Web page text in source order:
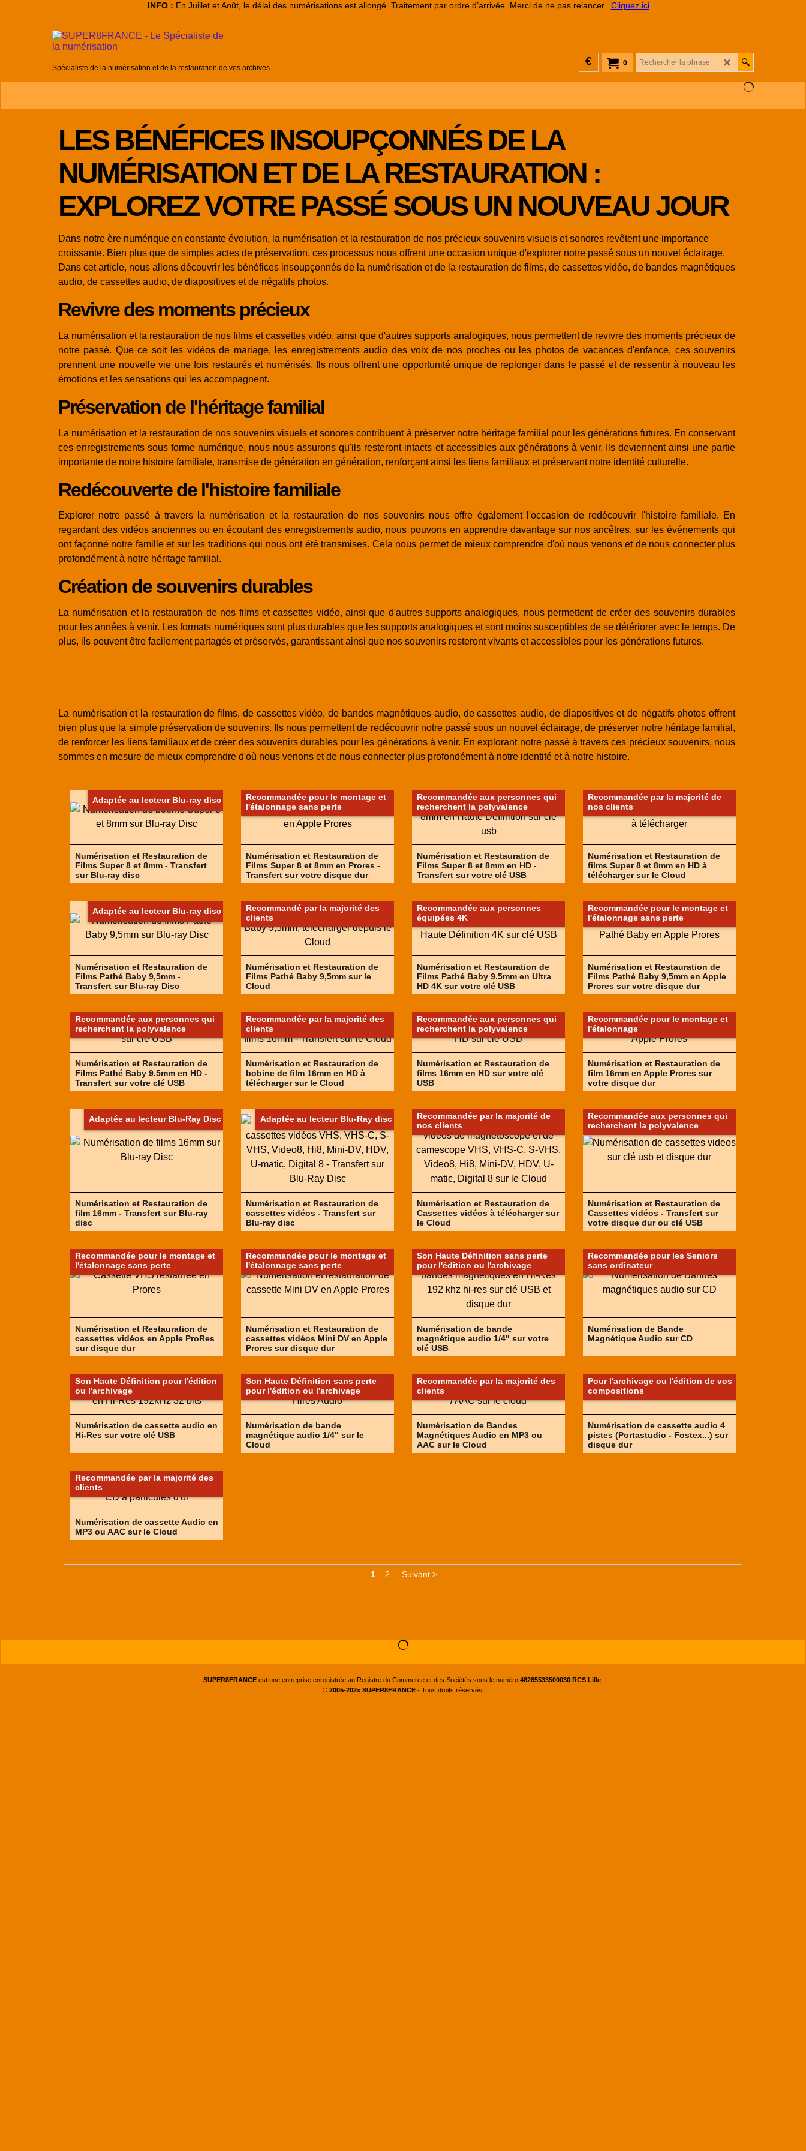
INFO : En Juillet et Août, le délai des numérisations est allongé. Traitement par ordre d’arrivée. Merci de ne pas relancer.. Cliquez ici
Spécialiste de la numérisation et de la restauration de vos archives
0
€
LES BÉNÉFICES INSOUPÇONNÉS DE LA
NUMÉRISATION ET DE LA RESTAURATION :
EXPLOREZ VOTRE PASSÉ SOUS UN NOUVEAU JOUR
Dans notre ère numérique en constante évolution, la numérisation et la restauration de nos précieux souvenirs visuels et sonores revêtent une importance
croissante. Bien plus que de simples actes de préservation, ces processus nous offrent une occasion unique d'explorer notre passé sous un nouvel éclairage.
Dans cet article, nous allons découvrir les bénéfices insoupçonnés de la numérisation et de la restauration de films, de cassettes vidéo, de bandes magnétiques
audio, de cassettes audio, de diapositives et de négatifs photos.
Revivre des moments précieux
La numérisation et la restauration de nos films et cassettes vidéo, ainsi que d'autres supports analogiques, nous permettent de revivre des moments précieux de
notre passé. Que ce soit les vidéos de mariage, les enregistrements audio des voix de nos proches ou les photos de vacances d'enfance, ces souvenirs
prennent une nouvelle vie une fois restaurés et numérisés. Ils nous offrent une opportunité unique de replonger dans le passé et de ressentir à nouveau les
émotions et les sensations qui les accompagnent.
Préservation de l'héritage familial
La numérisation et la restauration de nos souvenirs visuels et sonores contribuent à préserver notre héritage familial pour les générations futures. En conservant
ces enregistrements sous forme numérique, nous nous assurons qu'ils resteront intacts et accessibles aux générations à venir. Ils deviennent ainsi une partie
importante de notre histoire familiale, transmise de génération en génération, renforçant ainsi les liens familiaux et préservant notre identité culturelle.
Redécouverte de l'histoire familiale
Explorer notre passé à travers la numérisation et la restauration de nos souvenirs nous offre également l'occasion de redécouvrir l'histoire familiale. En
regardant des vidéos anciennes ou en écoutant des enregistrements audio, nous pouvons en apprendre davantage sur nos ancêtres, sur les événements qui
ont façonné notre famille et sur les traditions qui nous ont été transmises. Cela nous permet de mieux comprendre d'où nous venons et de nous connecter plus
profondément à notre héritage familial.
Création de souvenirs durables
La numérisation et la restauration de nos films et cassettes vidéo, ainsi que d'autres supports analogiques, nous permettent de créer des souvenirs durables
pour les années à venir. Les formats numériques sont plus durables que les supports analogiques et sont moins susceptibles de se détériorer avec le temps. De
plus, ils peuvent être facilement partagés et préservés, garantissant ainsi que nos souvenirs resteront vivants et accessibles pour les générations futures.
La numérisation et la restauration de films, de cassettes vidéo, de bandes magnétiques audio, de cassettes audio, de diapositives et de négatifs photos offrent
bien plus que la simple préservation de souvenirs. Ils nous permettent de redécouvrir notre passé sous un nouvel éclairage, de préserver notre héritage familial,
de renforcer les liens familiaux et de créer des souvenirs durables pour les générations à venir. En explorant notre passé à travers ces précieux souvenirs, nous
sommes en mesure de mieux comprendre d'où nous venons et de nous connecter plus profondément à notre identité et à notre histoire.
Adaptée au lecteur Blu-ray disc
Numérisation et Restauration de
Films Super 8 et 8mm - Transfert
sur Blu-ray disc
Recommandée pour le montage et
l'étalonnage sans perte
Numérisation et Restauration de
Films Super 8 et 8mm en Prores -
Transfert sur votre disque dur
Recommandée aux personnes qui
recherchent la polyvalence
Numérisation et Restauration de
Films Super 8 et 8mm en HD -
Transfert sur votre clé USB
Recommandée par la majorité de
nos clients
Numérisation et Restauration de
films Super 8 et 8mm en HD à
télécharger sur le Cloud
Adaptée au lecteur Blu-ray disc
Numérisation et Restauration de
Films Pathé Baby 9,5mm -
Transfert sur Blu-ray Disc
Recommandé par la majorité des
clients
Numérisation et Restauration de
Films Pathé Baby 9,5mm sur le
Cloud
Recommandée aux personnes
équipées 4K
Numérisation et Restauration de
Films Pathé Baby 9.5mm en Ultra
HD 4K sur votre clé USB
Recommandée pour le montage et
l'étalonnage sans perte
Numérisation et Restauration de
Films Pathé Baby 9,5mm en Apple
Prores sur votre disque dur
Recommandée aux personnes qui
recherchent la polyvalence
Numérisation et Restauration de
Films Pathé Baby 9.5mm en HD -
Transfert sur votre clé USB
Recommandée par la majorité des
clients
Numérisation et Restauration de
bobine de film 16mm en HD à
télécharger sur le Cloud
Recommandée aux personnes qui
recherchent la polyvalence
Numérisation et Restauration de
films 16mm en HD sur votre clé
USB
Recommandée pour le montage et
l'étalonnage
Numérisation et Restauration de
film 16mm en Apple Prores sur
votre disque dur
Adaptée au lecteur Blu-Ray Disc
Numérisation et Restauration de
film 16mm - Transfert sur Blu-ray
disc
Adaptée au lecteur Blu-Ray disc
Numérisation et Restauration de
cassettes vidéos - Transfert sur
Blu-ray disc
Recommandée par la majorité de
nos clients
Numérisation et Restauration de
Cassettes vidéos à télécharger sur
le Cloud
Recommandée aux personnes qui
recherchent la polyvalence
Numérisation et Restauration de
Cassettes vidéos - Transfert sur
votre disque dur ou clé USB
Recommandée pour le montage et
l'étalonnage sans perte
Numérisation et Restauration de
cassettes vidéos en Apple ProRes
sur disque dur
Recommandée pour le montage et
l'étalonnage sans perte
Numérisation et Restauration de
cassettes vidéos Mini DV en Apple
Prores sur disque dur
Son Haute Définition sans perte
pour l'édition ou l'archivage
Numérisation de bande
magnétique audio 1/4" sur votre
clé USB
Recommandée pour les Seniors
sans ordinateur
Numérisation de Bande
Magnétique Audio sur CD
Son Haute Définition pour l'édition
ou l'archivage
Numérisation de cassette audio en
Hi-Res sur votre clé USB
Son Haute Définition sans perte
pour l'édition ou l'archivage
Numérisation de bande
magnétique audio 1/4" sur le
Cloud
Recommandée par la majorité des
clients
Numérisation de Bandes
Magnétiques Audio en MP3 ou
AAC sur le Cloud
Pour l'archivage ou l'édition de vos
compositions
Numérisation de cassette audio 4
pistes (Portastudio - Fostex...) sur
disque dur
Recommandée par la majorité des
clients
Numérisation de cassette Audio en
MP3 ou AAC sur le Cloud
1 2 Suivant >
SUPER8FRANCE est une entreprise enregistrée au Registre du Commerce et des Sociétés sous le numéro 48285533500030 RCS Lille
© 2005-202x SUPER8FRANCE- Tous droits réservés.